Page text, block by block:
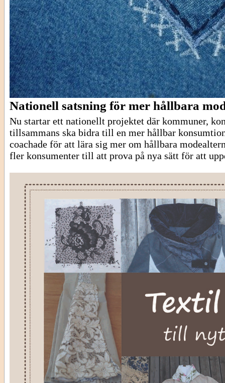
Nationell satsning för mer hållbara
Nu startar ett nationellt projektet där kommuner,
tillsammans ska bidra till en mer hållbar
coachade för att lära sig mer om hållbara
fler konsumenter till att prova på nya sätt för att